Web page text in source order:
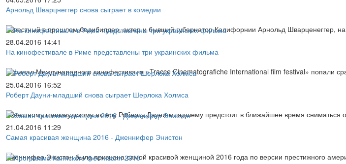
Арнольд Шварцнеггер снова сыграет в комедии
Известный в прошлом бодибилдер, актер и бывший губернатор Калифорнии Арнольд Шварценеггер,
28.04.2016 14:41
На кинофестивале в Риме представлены три украинских фильма
В финал Международного кинофестиваля «Tracce Cinematografiche International film festival» попали
25.04.2016 16:52
Роберт Дауни-младший снова сыграет Шерлока Холмса
Известному голливудскому актеру Роберту Дауни-младшему предстоит в ближайшее время
21.04.2016 11:29
Самая красивая женщина 2016 - Дженнифер Энистон
Дженнифер Энистон была признана самой красивой женщиной 2016 года по версии престижного